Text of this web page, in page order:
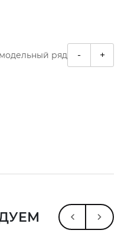
модельный ряд - +